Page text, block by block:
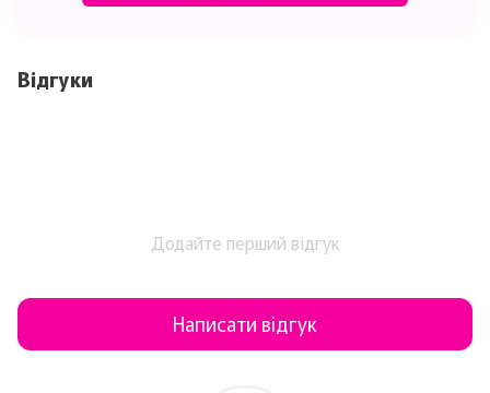
Відгуки
Додайте перший відгук
Написати відгук